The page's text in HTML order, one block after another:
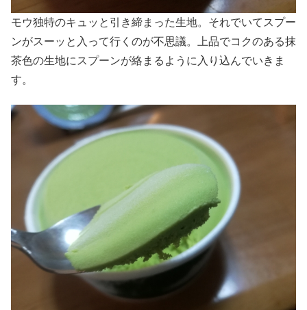
モウ独特のキュッと引き締まった生地。それでいてスプー
ンがスーッと入って行くのが不思議。上品でコクのある抹
茶色の生地にスプーンが絡まるように入り込んでいきま
す。